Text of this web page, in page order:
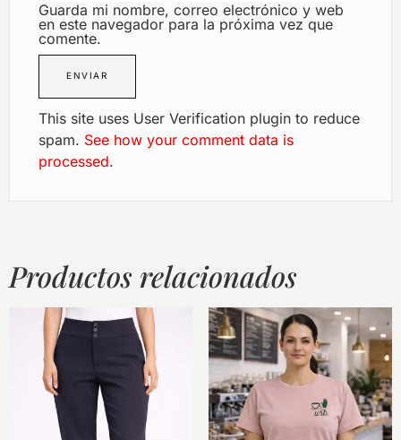
Guarda mi nombre, correo electrónico y web
en este navegador para la próxima vez que
comente.
This site uses User Verification plugin to reduce
spam. See how your comment data is
processed.
Productos relacionados